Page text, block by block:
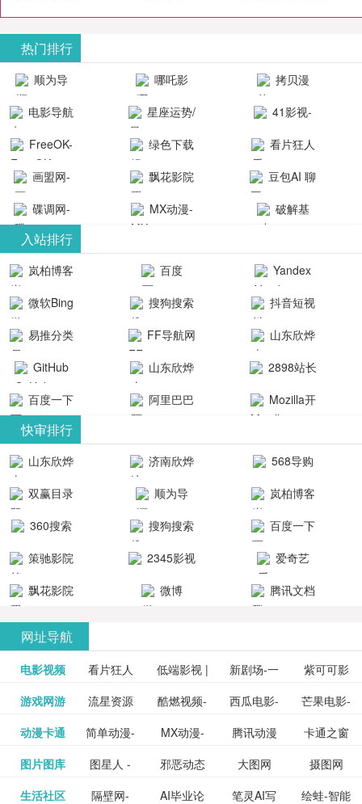
热门排行
顺为导
航-办公运营
哪吒影
院-哪吒影院
提供最新、
最全的高清
电影、电视
剧、动漫和
综艺节目免
费观看。平
台内容丰
富，更新快
速，支持在
线观看，满
足各类影迷
需求，提供
无广告、高
清流畅的观
影体验。
拷贝漫
画-官网
动漫综合
电影导航
- 免费看电影
就来这！ | 快
导航网-免费
看电影就来
这！收录大
量免费看电
影网站！
星座运势/
最星座/美国
神婆星座网
41影视-
聚合最近好
看的电视剧
最新电影网
站-41影视为
成全短剧电
视剧、电视
剧大全、好
看的电视
剧、最新的
电影在线观
看，神马影
最新好看的
剧片、爱情
片、搞笑片
等全新电
影，是影
FreeOK-
FreeOK影视
官网-最新影
视资源|追剧
也很卷
绿色下载
吧
看片狂人
- 高清视频资
源免费在线
观看
画盟网-
画师联盟官
网
_huashilm.com_
动漫综合
飘花影院
网
豆包AI 聊
天智能对话
网页版入口
碟调网-
碟调网为您
提供最新电
视剧和2025
年最新电影
的在线观
看，快来碟
调电影网在
线观看最新
热门影视作
MX动漫-
漫免费在线
观看
破解基
整合当前互
联网最新最
全最优质的
软件免费下
载、资源免
费共享、技
术教程学习
台！整合破
合破解游
戏、整合安
卓破解软件
分享与下
载！旨在打
件共享站、
资源
入站排行
岚柏博客 百度
Yandex
搜索
微软Bing
搜狗搜索
引擎
抖音短视
频
易推分类
目录网
FF导航网
山东欣烨
化工有限公
GitHub
山东欣烨
生物科技有
2898站长
资源平台
百度一下
阿里巴巴
Mozilla开
快审排行
山东欣烨
生物科技有
济南欣烨
科技有限公
568导购
网
双赢目录
顺为导
航-办公运营
岚柏博客
360搜索
搜狗搜索
百度一下
策驰影院
2345影视
大全
爱奇艺
VIP会员
飘花影院
微博 腾讯文档
网址导航
电影视频 看片狂人 低端影视 |
免费高清
在线电影
新剧场-一
个网盘资
源分享小
紫可可影
视-紫可可,
免费提供
泡剧网_最
新电视剧
免费在线
更多>>
游戏网游 流星资源
网-流星蝴
蝶剑官网
酷燃视频-
致力于打
造中国领
西瓜电影-
西瓜视频
网站电影
芒果电影-
芒果TV网
站电影频
豆瓣电影-
豆瓣电影
更多>>
动漫卡通 简单动漫-
日本动画
MX动漫-
最新最全
腾讯动漫
频道
卡通之窗
三毛漫画
网
更多>>
图片图库 图星人 -
设计图片
邪恶动态
图片大全
大图网
摄图网
图行天下
更多>>
生活社区 隔壁网- AI毕业论 笔灵AI写 绘蛙-智能